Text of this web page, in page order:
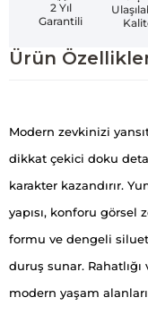
2 Yıl
Garantili
Ürün
Modern zevkinizi
dikkat çekici doku
karakter kazandırır.
yapısı, konforu
formu ve dengeli
duruş sunar.
modern yaşam